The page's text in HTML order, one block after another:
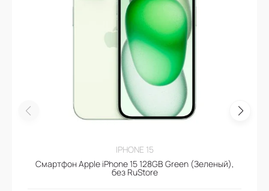
IPHONE 15
Смартфон Apple iPhone 15 128GB Green (Зеленый),
без RuStore